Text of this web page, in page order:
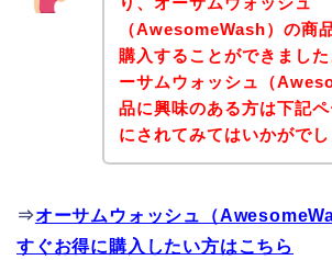
（AwesomeWash）の商
購入することができまし
ーサムウォッシュ（
品に興味のある方は下記
にされてみてはいかがでし
⇒オーサムウォッシュ（
すぐお得に購入したい方はこちら